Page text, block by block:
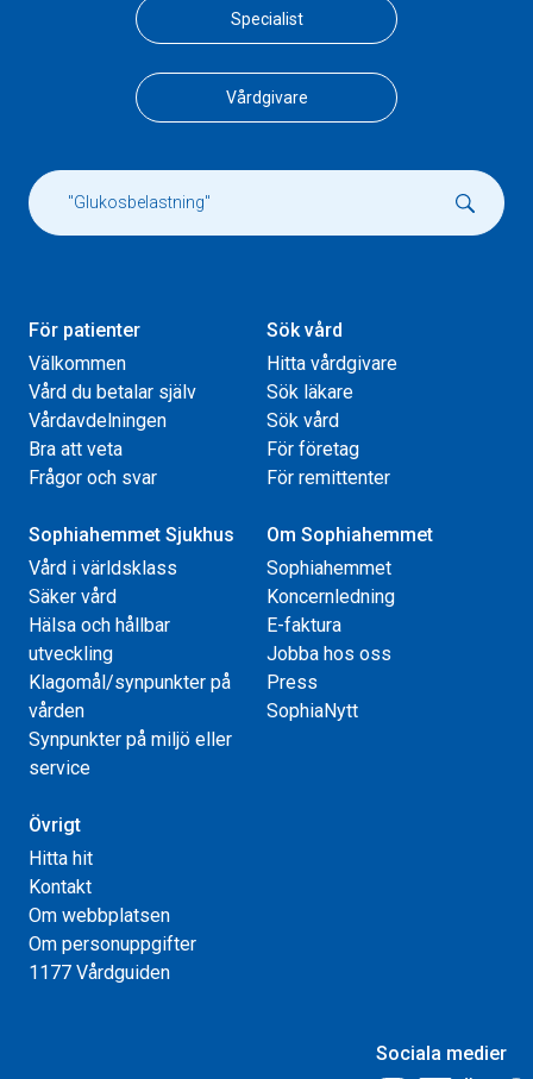
Specialist
Vårdgivare
För patienter
Välkommen
Vård du betalar själv
Vårdavdelningen
Bra att veta
Frågor och svar
Sök vård
Hitta vårdgivare
Sök läkare
Sök vård
För företag
För remittenter
Sophiahemmet Sjukhus
Vård i världsklass
Säker vård
Hälsa och hållbar
utveckling
Klagomål/synpunkter på
vården
Synpunkter på miljö eller
service
Om Sophiahemmet
Sophiahemmet
Koncernledning
E-faktura
Jobba hos oss
Press
SophiaNytt
Övrigt
Hitta hit
Kontakt
Om webbplatsen
Om personuppgifter
1177 Vårdguiden
Sociala medier